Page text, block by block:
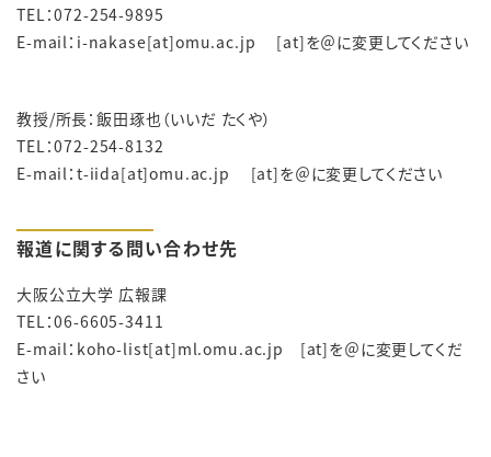
TEL：072-254-9895
E-mail：i-nakase[at]omu.ac.jp [at]を＠に変更してください
教授/所長：飯田琢也（いいだ たくや）
TEL：072-254-8132
E-mail：t-iida[at]omu.ac.jp [at]を＠に変更してください
報道に関する問い合わせ先
大阪公立大学 広報課
TEL：06-6605-3411
E-mail：koho-list[at]ml.omu.ac.jp [at]を＠に変更してくだ
さい